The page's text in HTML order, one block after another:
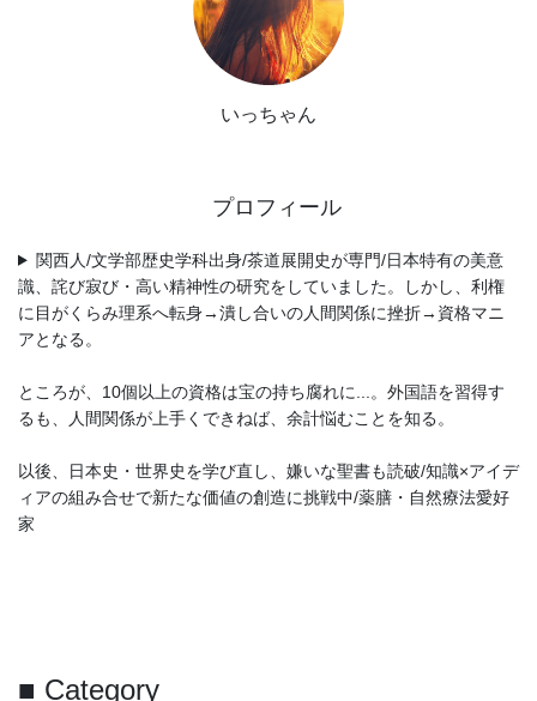
いっちゃん
プロフィール
関西人/文学部歴史学科出身/茶道展開史が専門/日本特有の美意
識、詫び寂び・高い精神性の研究をしていました。しかし、利権
に目がくらみ理系へ転身→潰し合いの人間関係に挫折→資格マニ
アとなる。
ところが、10個以上の資格は宝の持ち腐れに...。外国語を習得す
るも、人間関係が上手くできねば、余計悩むことを知る。
以後、日本史・世界史を学び直し、嫌いな聖書も読破/知識×アイデ
ィアの組み合せで新たな価値の創造に挑戦中/薬膳・自然療法愛好
家
■ Category